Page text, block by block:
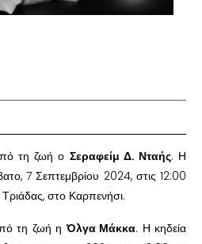
τη ζωή ο Σεραφείμ Δ. Νταής. Η
7 Σεπτεμβρίου 2024, στις 12:00
στο Καρπενήσι.
τη ζωή ηΌλγα Μάκκα. Η κηδεία